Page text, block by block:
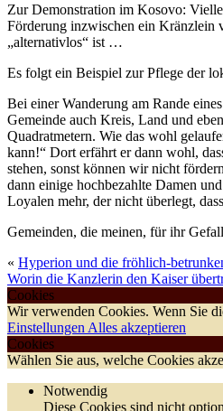
Zur Demonstration im Kosovo:
Förderung inzwischen ein Kränzlein
„alternativlos“ ist …
Es folgt ein Beispiel zur Pflege der
Bei einer Wanderung am Rande
Gemeinde auch Kreis, Land und
Quadratmetern. Wie das wohl
kann!“ Dort erfährt er dann wohl,
stehen, sonst können wir nicht
dann einige hochbezahlte Damen
Loyalen mehr, der nicht überlegt,
Gemeinden, die meinen, für ihr
« Hyperion und die fröhlich-
Worin die Kanzlerin den Kaiser
Cookies
Wir verwenden Cookies. Wenn Sie
Einstellungen Alles akzeptieren
Cookies
Wählen Sie aus, welche Cookies
Notwendig
Diese Cookies sind nicht